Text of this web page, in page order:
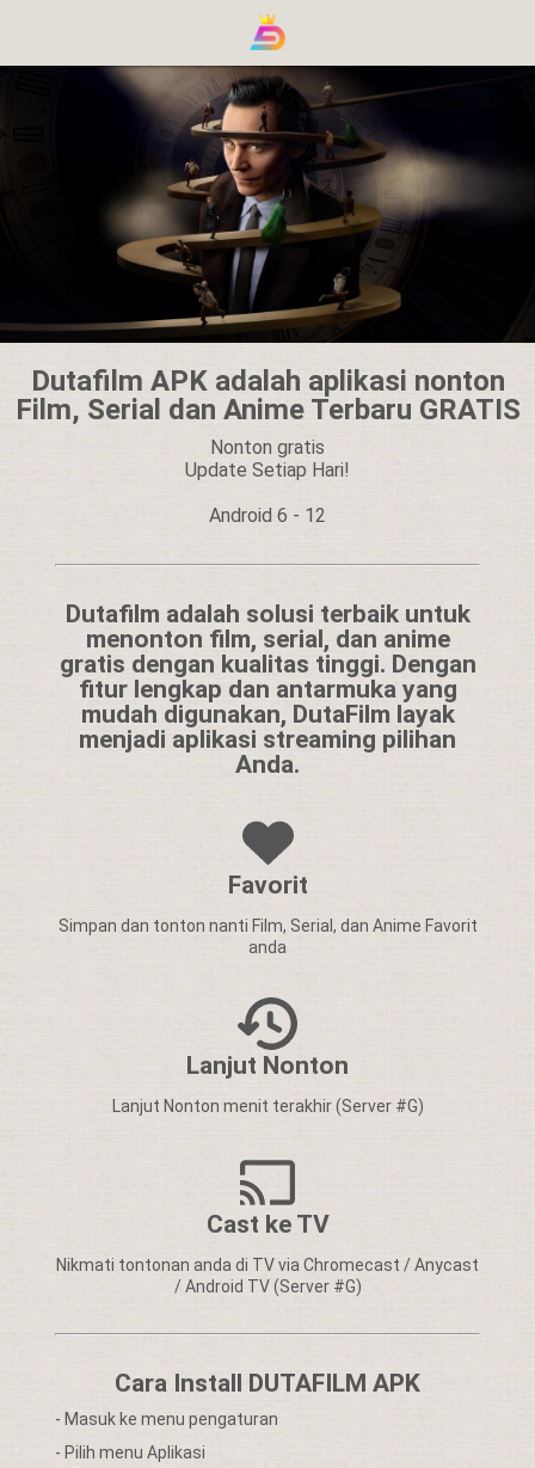
Dutafilm APK adalah aplikasi nonton
Film, Serial dan Anime Terbaru GRATIS
Nonton gratis
Update Setiap Hari!
Android 6 - 12
Dutafilm adalah solusi terbaik untuk
menonton film, serial, dan anime
gratis dengan kualitas tinggi. Dengan
fitur lengkap dan antarmuka yang
mudah digunakan, DutaFilm layak
menjadi aplikasi streaming pilihan
Anda.
Favorit
Simpan dan tonton nanti Film, Serial, dan Anime Favorit
anda
Lanjut Nonton
Lanjut Nonton menit terakhir (Server #G)
Cast ke TV
Nikmati tontonan anda di TV via Chromecast / Anycast
/ Android TV (Server #G)
Cara Install DUTAFILM APK
- Masuk ke menu pengaturan
- Pilih menu Aplikasi